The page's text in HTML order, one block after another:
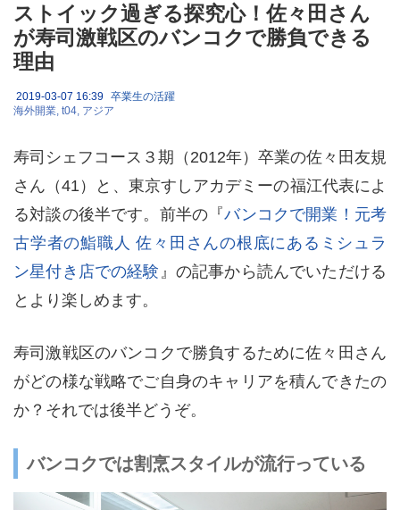
卒業後のサポート
ストイック過ぎる探究心！佐々田さん
が寿司激戦区のバンコクで勝負できる
理由
2019-03-07 16:39 卒業生の活躍
海外開業 t04 アジア
寿司シェフコース３期（2012年）卒業の佐々田友規
さん（41）と、東京すしアカデミーの福江代表によ
る対談の後半です。前半の『バンコクで開業！元考
古学者の鮨職人 佐々田さんの根底にあるミシュラ
ン星付き店での経験 』の記事から読んでいただける
とより楽しめます。
寿司激戦区のバンコクで勝負するために佐々田さん
がどの様な戦略でご自身のキャリアを積んできたの
か？それでは後半どうぞ。
バンコクでは割烹スタイルが流行っている